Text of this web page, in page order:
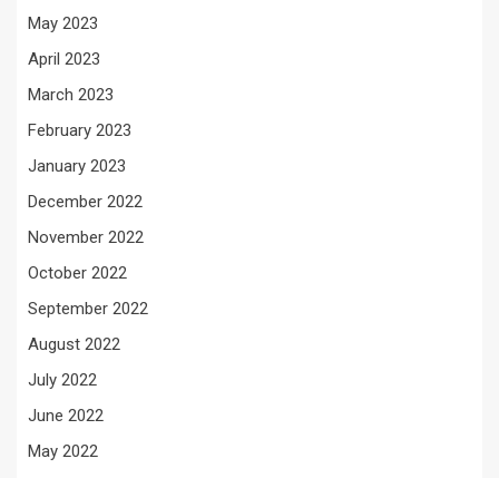
May 2023
April 2023
March 2023
February 2023
January 2023
December 2022
November 2022
October 2022
September 2022
August 2022
July 2022
June 2022
May 2022